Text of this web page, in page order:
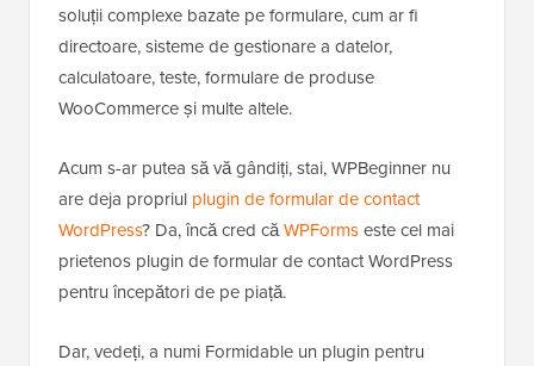
soluții complexe bazate pe formulare, cum ar fi
directoare, sisteme de gestionare a datelor,
calculatoare, teste, formulare de produse
WooCommerce și multe altele.
Acum s-ar putea să vă gândiți, stai, WPBeginner nu
are deja propriul plugin de formular de contact
WordPress? Da, încă cred căWPFormseste cel mai
prietenos plugin de formular de contact WordPress
pentru începători de pe piață.
Dar, vedeți, a numi Formidable un plugin pentru